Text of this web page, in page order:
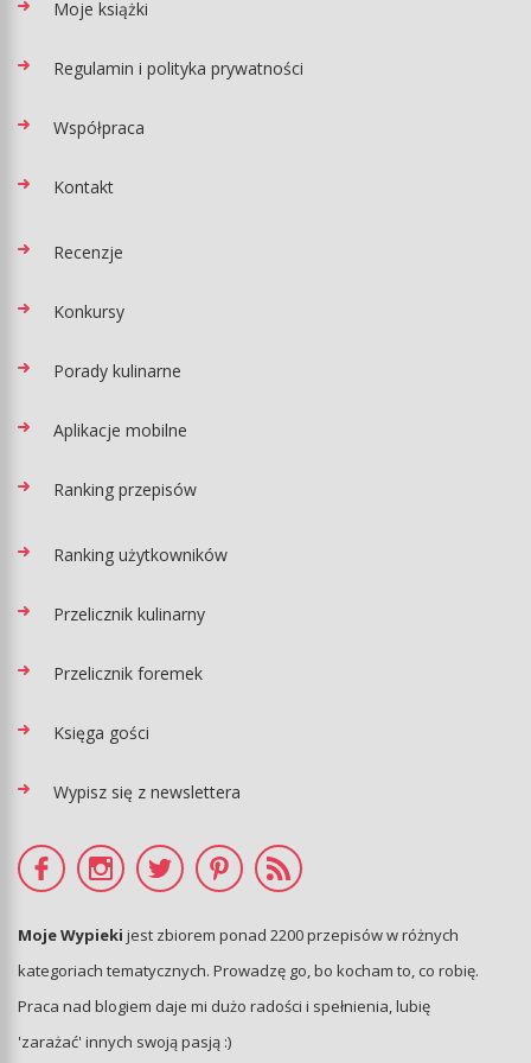
Moje książki
Regulamin i polityka prywatności
Współpraca
Kontakt
Recenzje
Konkursy
Porady kulinarne
Aplikacje mobilne
Ranking przepisów
Ranking użytkowników
Przelicznik kulinarny
Przelicznik foremek
Księga gości
Wypisz się z newslettera
Moje Wypieki jest zbiorem ponad 2200 przepisów w różnych
kategoriach tematycznych. Prowadzę go, bo kocham to, co robię.
Praca nad blogiem daje mi dużo radości i spełnienia, lubię
'zarażać' innych swoją pasją :)